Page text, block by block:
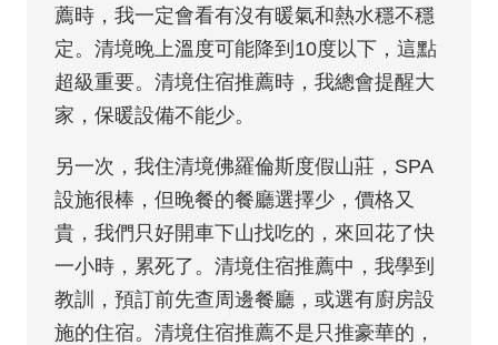
薦時，我一定會看有沒有暖氣和熱水穩不穩
定。清境晚上溫度可能降到10度以下，這點
超級重要。清境住宿推薦時，我總會提醒大
家，保暖設備不能少。
另一次，我住清境佛羅倫斯度假山莊，SPA
設施很棒，但晚餐的餐廳選擇少，價格又
貴，我們只好開車下山找吃的，來回花了快
一小時，累死了。清境住宿推薦中，我學到
教訓，預訂前先查周邊餐廳，或選有廚房設
施的住宿。清境住宿推薦不是只推豪華的，